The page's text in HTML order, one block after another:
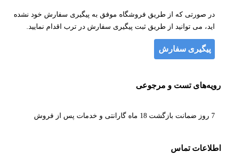
در صورتی که از طریق فروشگاه موفق به پیگیری سفارش خود نشده
اید، می توانید از طریق ثبت پیگیری سفارش در ترب اقدام نمایید.
پیگیری سفارش
رویه‌های تست و مرجوعی
7 روز ضمانت بازگشت 18 ماه گارانتی و خدمات پس از فروش
اطلاعات تماس